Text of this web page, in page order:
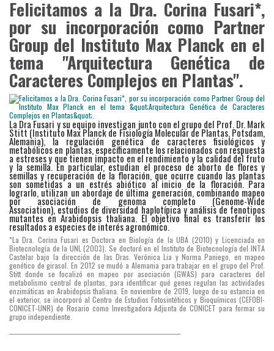
Felicitamos a la Dra. Corina Fusari*,
por su incorporación como Partner
Group del Instituto Max Planck en el
tema "Arquitectura Genética de
Caracteres Complejos en Plantas".
La Dra Fusari y su equipo investigan junto con el grupo del Prof. Dr. Mark
Stitt (Instituto Max Planck de Fisiología Molecular de Plantas, Potsdam,
Alemania), la regulación genética de caracteres fisiológicos y
metabólicos en plantas, específicamente los relacionados con respuesta
a estreses y que tienen impacto en el rendimiento y la calidad del fruto
y la semilla. En particular, estudian el proceso de aborto de flores y
semillas y recuperación de la floración, que ocurre cuando las plantas
son sometidas a un estrés abiótico al inicio de la floración. Para
lograrlo, utilizan un abordaje de última generación, combinando mapeo
por asociación de genoma completo (Genome-Wide
Association), estudios de diversidad haplotípica y análisis de fenotipos
mutantes en Arabidopsis thaliana. El objetivo final es transferir los
resultados a especies de interés agronómico.
*La Dra. Corina Fusari es Doctora en Biología de la UBA (2010) y Licenciada en
Biotecnología de la UNL (2003). Se doctoró en el Instituto de Biotecnología del INTA
Castelar bajo la dirección de las Dras. Verónica Lia y Norma Paniego, en mapeo
genético de girasol. En 2012 se mudó a Alemania para trabajar en el grupo del Prof.
Stitt donde se focalizó en mapeo por asociación (GWAS) para caracteres del
metabolismo central de plantas, para identificar qué genes regulan las actividades
enzimáticas en Arabidopsis thaliana. En noviembre de 2019, luego de su estancia en
el exterior, se incorporó al Centro de Estudios Fotosintéticos y Bioquímicos (CEFOBI-
CONICET-UNR) de Rosario como Investigadora Adjunta de CONICET para formar su
grupo independiente.